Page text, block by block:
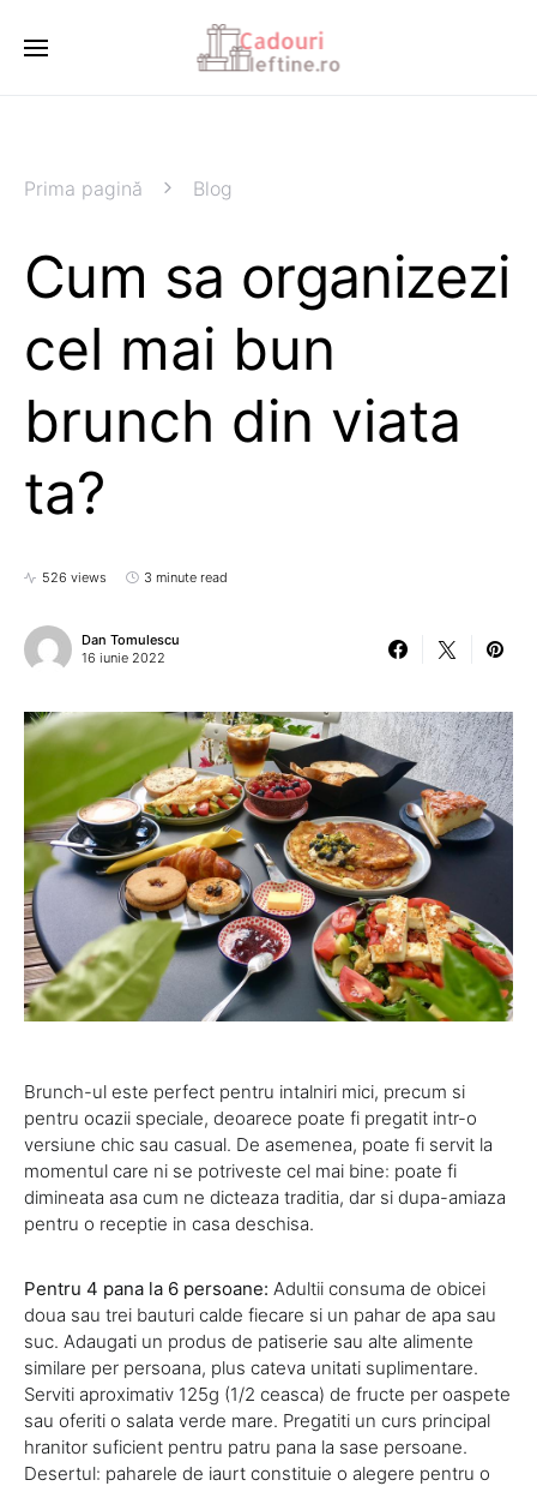
Prima pagină Blog
Cum sa organizezi
cel mai bun
brunch din viata
ta?
526 views 3 minute read
Dan Tomulescu
16 iunie 2022
Brunch-ul este perfect pentru intalniri mici, precum si
pentru ocazii speciale, deoarece poate fi pregatit intr-o
versiune chic sau casual. De asemenea, poate fi servit la
momentul care ni se potriveste cel mai bine: poate fi
dimineata asa cum ne dicteaza traditia, dar si dupa-amiaza
pentru o receptie in casa deschisa.
Pentru 4 pana la 6 persoane: Adultii consuma de obicei
doua sau trei bauturi calde fiecare si un pahar de apa sau
suc. Adaugati un produs de patiserie sau alte alimente
similare per persoana, plus cateva unitati suplimentare.
Serviti aproximativ 125g (1/2 ceasca) de fructe per oaspete
sau oferiti o salata verde mare. Pregatiti un curs principal
hranitor suficient pentru patru pana la sase persoane.
Desertul: paharele de iaurt constituie o alegere pentru o